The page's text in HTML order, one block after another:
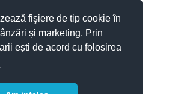
fişiere de tip cookie în
și marketing. Prin
ești de acord cu folosirea